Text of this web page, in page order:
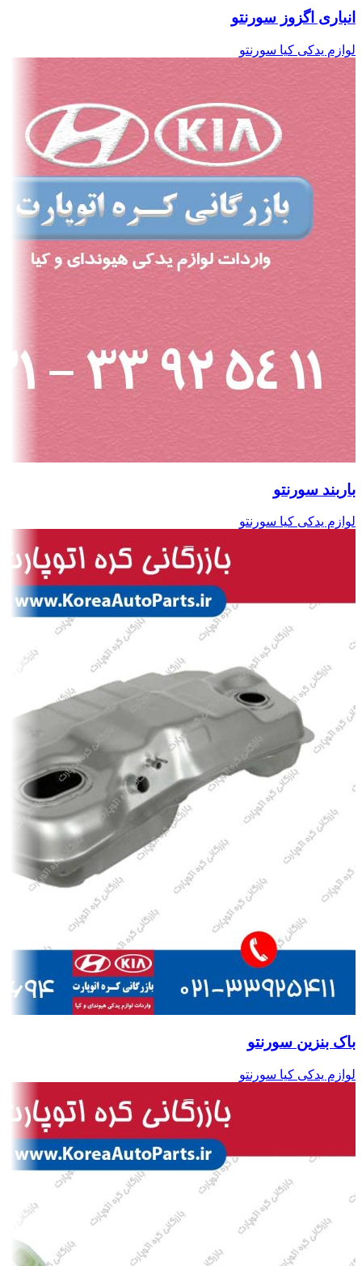
انباری اگزوز سورنتو
لوازم یدکی کیا سورنتو
باربند سورنتو
لوازم یدکی کیا سورنتو
باک بنزین سورنتو
لوازم یدکی کیا سورنتو